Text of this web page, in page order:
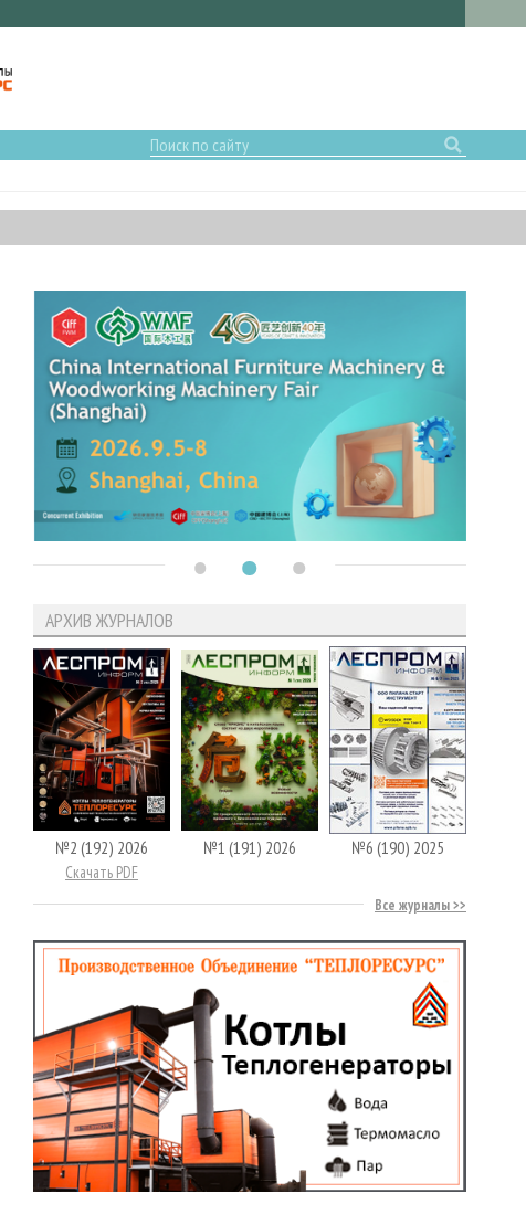
АРХИВ ЖУРНАЛОВ
№2 (192) 2026
Скачать PDF
№1 (191) 2026 №6 (190) 2025
Все журналы